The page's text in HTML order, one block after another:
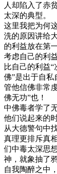
人却陷入了赤
太深的典型。
这里我把为何
洗的原因讲给
的利益放在第
考虑自己的利
比自己的利益
佛”是出于自私
管他信佛非常
佛无功”也！
中佛毒者学了
他们说起来的
从大德警句中
真理更排斥真
们中毒太深思
神，就象抽了
自我陶醉之中